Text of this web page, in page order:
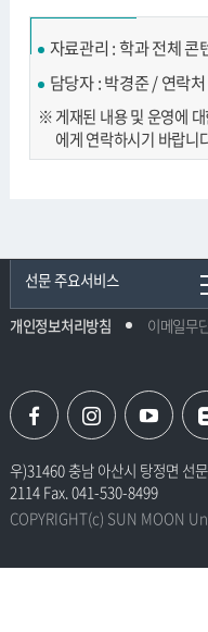
자료관리 : 학과 전체 콘
담당자 : 박경준 / 연락
게재된 내용 및 운영에
에게 연락하시기 바랍니
개인정보처리방침 이메일무
선문 주요서비스
우)31460 충남 아산시 탕정면 선
2114 Fax. 041-530-8499
COPYRIGHT(c) SUN MOON